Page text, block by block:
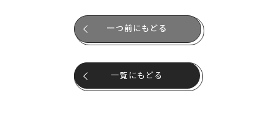
一つ前にもどる
一覧にもどる